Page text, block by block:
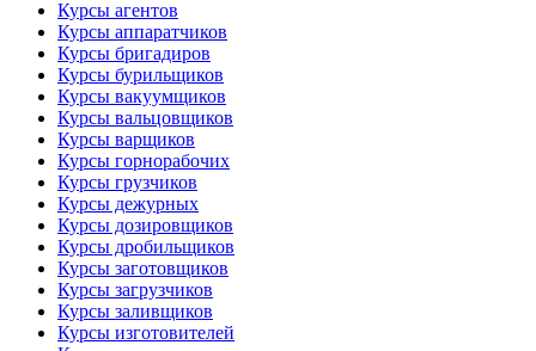
Курсы агентов
Курсы аппаратчиков
Курсы бригадиров
Курсы бурильщиков
Курсы вакуумщиков
Курсы вальцовщиков
Курсы варщиков
Курсы горнорабочих
Курсы грузчиков
Курсы дежурных
Курсы дозировщиков
Курсы дробильщиков
Курсы заготовщиков
Курсы загрузчиков
Курсы заливщиков
Курсы изготовителей